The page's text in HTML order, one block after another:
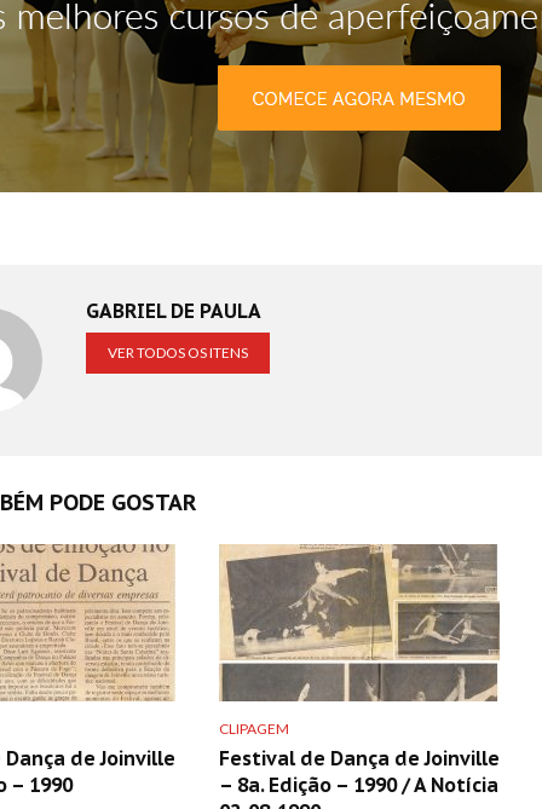
GABRIEL DE PAULA
VER TODOS OS ITENS
PODE GOSTAR
de Joinville
– 1990
CLIPAGEM
Festival de Dança de Joinville
– 8a. Edição – 1990 / A Notícia